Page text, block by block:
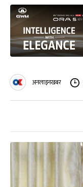
अनलाइनखबर